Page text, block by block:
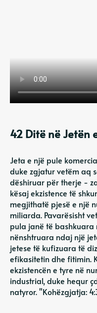
42 Ditë në Jetën
Jeta e një pule
duke zgjatur vetëm aq
dëshiruar për therje -
kësaj ekzistence të
megjithatë pjesë e një
miliarda. Pavarësisht
pula janë të bashkuara
nënshtruara ndaj një
jetese të kufizuara të
efikasitetin dhe fitimin.
ekzistencën e tyre në
industrial, duke hequr
natyror. "Kohëzgjatja: